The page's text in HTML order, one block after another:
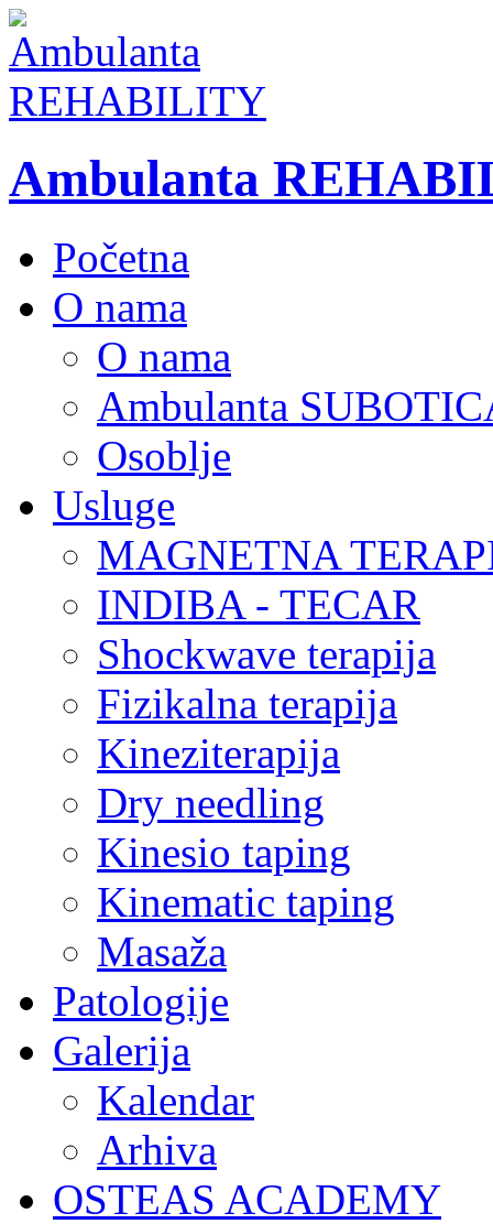
Ambulanta
Početna
O nama
O nama
Ambulanta
Osoblje
Usluge
MAGNETNA
INDIBA - TECAR
Shockwave terapija
Fizikalna terapija
Kineziterapija
Dry needling
Kinesio taping
Kinematic taping
Masaža
Patologije
Galerija
Kalendar
Arhiva
OSTEAS ACADEMY